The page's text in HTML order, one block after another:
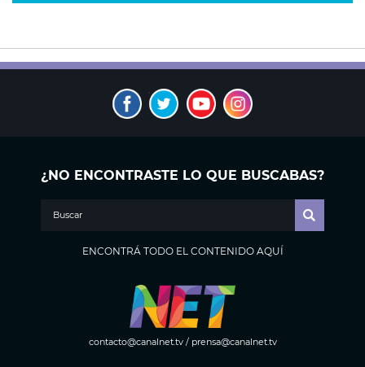
¿NO ENCONTRASTE LO QUE BUSCABAS?
ENCONTRÁ TODO EL CONTENIDO AQUÍ
contacto@canalnet.tv/ prensa@canalnet.tv